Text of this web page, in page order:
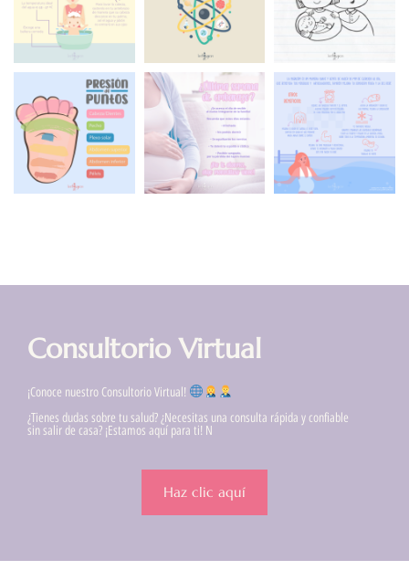
Consultorio Virtual
¡Conoce nuestro Consultorio Virtual!
¿Tienes dudas sobre tu salud? ¿Necesitas una consulta rápida y confiable
sin salir de casa? ¡Estamos aquí para ti! N
Haz clic aquí